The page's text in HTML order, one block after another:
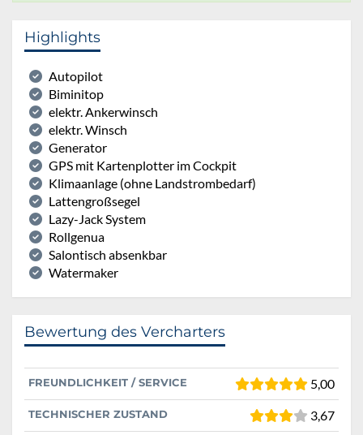
Highlights
Autopilot
Biminitop
elektr. Ankerwinsch
elektr. Winsch
Generator
GPS mit Kartenplotter im Cockpit
Klimaanlage (ohne Landstrombedarf)
Lattengroßsegel
Lazy-Jack System
Rollgenua
Salontisch absenkbar
Watermaker
Bewertung des Vercharters
FREUNDLICHKEIT / SERVICE 5,00
TECHNISCHER ZUSTAND 3,67